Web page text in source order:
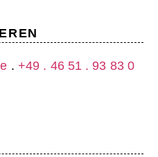
. +49 . 46 51 . 93 83 0